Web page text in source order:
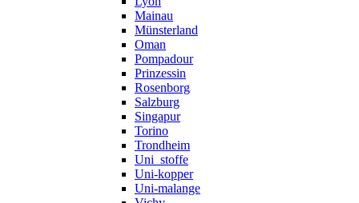
Mainau
Münsterland
Oman
Pompadour
Prinzessin
Rosenborg
Salzburg
Singapur
Torino
Trondheim
Uni_stoffe
Uni-kopper
Uni-malange